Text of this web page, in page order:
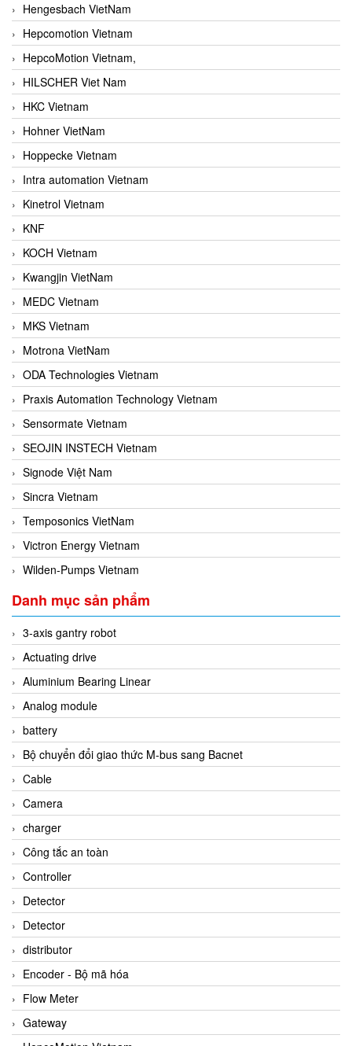
Hengesbach VietNam
Hepcomotion Vietnam
HepcoMotion Vietnam,
HILSCHER Viet Nam
HKC Vietnam
Hohner VietNam
Hoppecke Vietnam
Intra automation Vietnam
Kinetrol Vietnam
KNF
KOCH Vietnam
Kwangjin VietNam
MEDC Vietnam
MKS Vietnam
Motrona VietNam
ODA Technologies Vietnam
Praxis Automation Technology Vietnam
Sensormate Vietnam
SEOJIN INSTECH Vietnam
Signode Việt Nam
Sincra Vietnam
Temposonics VietNam
Victron Energy Vietnam
Wilden-Pumps Vietnam
Danh mục sản phẩm
3-axis gantry robot
Actuating drive
Aluminium Bearing Linear
Analog module
battery
Bộ chuyển đổi giao thức M-bus sang Bacnet
Cable
Camera
charger
Công tắc an toàn
Controller
Detector
Detector
distributor
Encoder - Bộ mã hóa
Flow Meter
Gateway